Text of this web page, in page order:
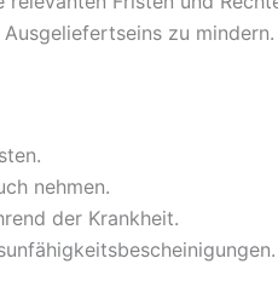
zu mindern.
nehmen.
der Krankheit.